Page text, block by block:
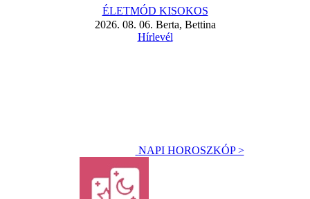
ÉLETMÓD KISOKOS
2026. 08. 06. Berta, Bettina
Hírlevél
NAPI HOROSZKÓP >